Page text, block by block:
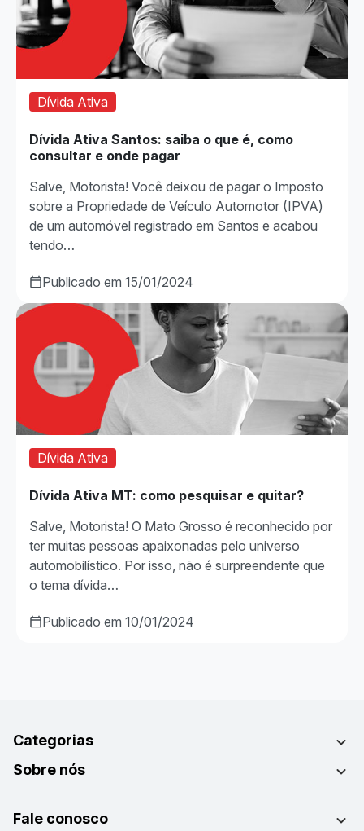
Dívida Ativa
Dívida Ativa Santos: saiba o que é, como
consultar e onde pagar
Salve, Motorista! Você deixou de pagar o Imposto
sobre a Propriedade de Veículo Automotor (IPVA)
de um automóvel registrado em Santos e acabou
tendo…
Publicado em 15/01/2024
Dívida Ativa
Dívida Ativa MT: como pesquisar e quitar?
Salve, Motorista! O Mato Grosso é reconhecido por
ter muitas pessoas apaixonadas pelo universo
automobilístico. Por isso, não é surpreendente que
o tema dívida…
Publicado em 10/01/2024
Categorias
Sobre nós
Fale conosco